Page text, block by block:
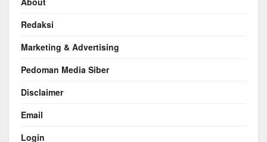
Redaksi
Marketing & Advertising
Pedoman Media Siber
Disclaimer
Email
Login